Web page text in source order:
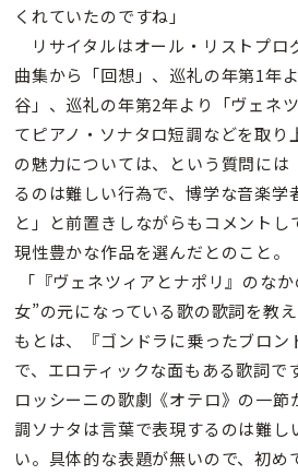
くれていたのですね」
リサイタルはオール・リストプロ
曲集から「回想」、巡礼の年第1年
谷」、巡礼の年第2年より「ヴェネ
てピアノ・ソナタロ短調などを取り
の魅力については、という質問には
るのは難しい行為で、博学な音楽学
と」と前置きしながらもコメントし
現性豊かな作品を選んだとのこと。
「『ヴェネツィアとナポリ』のな
女”の元になっている歌の歌詞を教
もとは、『ゴンドラに乗ったブロン
で、エロティックな面もある歌詞で
ロッシーニの歌劇《オテロ》の一節
調ソナタは言葉で表現するのは難し
い。具体的な表題が無いので、初め